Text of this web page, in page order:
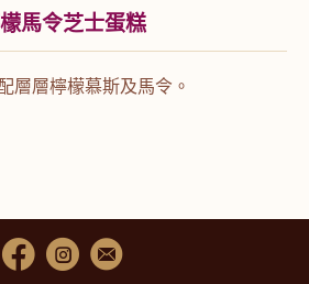
馬令芝士蛋糕
層層檸檬慕斯及馬令。